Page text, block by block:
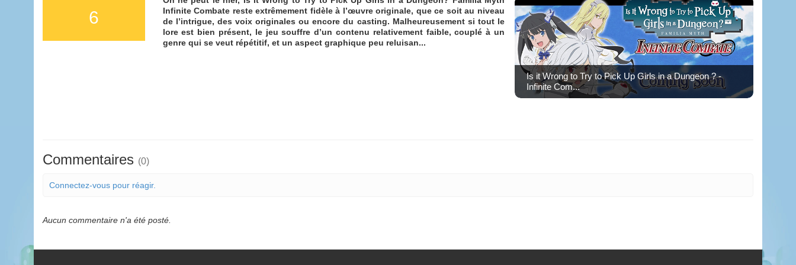
6
Infinite Combate reste extrêmement fidèle à l’œuvre originale, que ce soit au niveau
de l’intrigue, des voix originales ou encore du casting. Malheureusement si tout le
lore est bien présent, le jeu souffre d’un contenu relativement faible, couplé à un
genre qui se veut répétitif, et un aspect graphique peu reluisan...
Is it Wrong to Try to Pick Up Girls in a Dungeon ? -
Infinite Com...
Commentaires (0)
Connectez-vous pour réagir.
Aucun commentaire n'a été posté.